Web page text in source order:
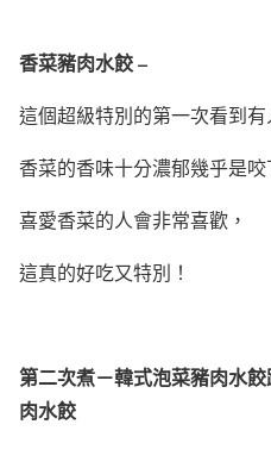
香菜豬肉水餃 –
這個超級特別的第一次看到有
香菜的香味十分濃郁幾乎是咬
喜愛香菜的人會非常喜歡，
這真的好吃又特別！
第二次煮－韓式泡菜豬肉水
肉水餃